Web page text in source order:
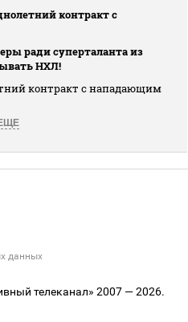
контракт с
ради суперталанта из
НХЛ!
контракт с нападающим
данных
телеканал» 2007 — 2026.